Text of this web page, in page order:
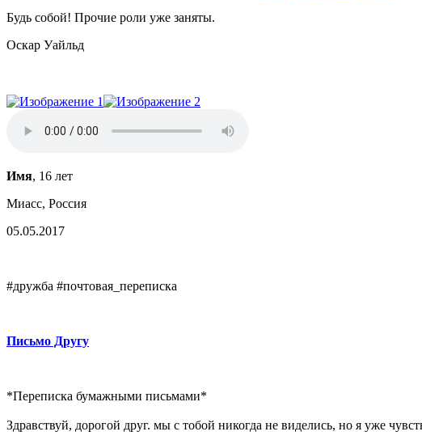
Будь собой! Прочие роли уже заняты.
Оскар Уайльд
Имя, 16 лет
Миасс, Россия
05.05.2017
#дружба #почтовая_переписка
Письмо Другу
*Переписка бумажными письмами*
Здравствуй, дорогой друг. мы с тобой никогда не виделись, но я уже